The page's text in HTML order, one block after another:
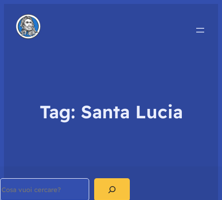
Tag: Santa Lucia